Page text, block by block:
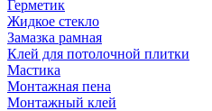
Герметик
Жидкое стекло
Замазка рамная
Клей для потолочной плитки
Мастика
Монтажная пена
Монтажный клей